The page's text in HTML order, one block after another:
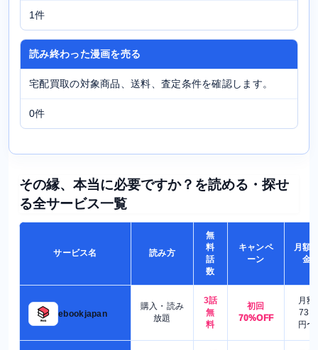
1件
読み終わった漫画を売る
宅配買取の対象商品、送料、査定条件を確認します。
0件
その縁、本当に必要ですか？を読める・探せ
る全サービス一覧
サービス名 読み方
無
料
話
数
キャンペ
ーン
月額
金
ebookjapan
購入・読み
放題
3話
無
料
初回
70%OFF
月額
730
円〜